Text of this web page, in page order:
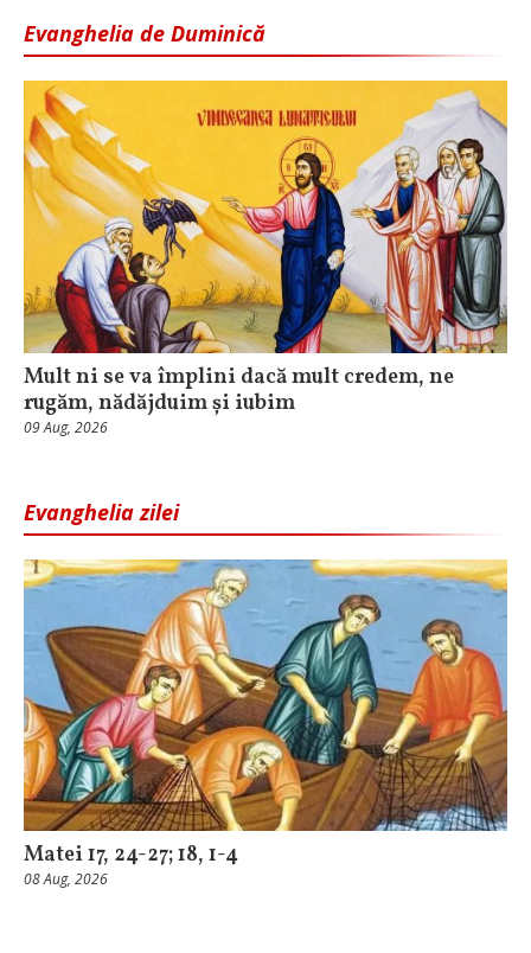
Evanghelia de Duminică
Mult ni se va împlini dacă mult credem, ne
rugăm, nădăjduim și iubim
09 Aug, 2026
Evanghelia zilei
Matei 17, 24-27; 18, 1-4
08 Aug, 2026